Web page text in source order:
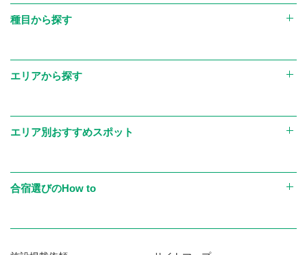
セミナー・イベント等のイメージや開催状況を伝える目的
用させていただく場合があり、その際は使用する写真・動画
意（申込時または別途取得）を得た場合には、写真・動画とあ
ります。
■当社は、お客様の個人情報を以下の場合において第三者に
種目から探す
エリアから探す
エリア別おすすめスポット
合宿選びのHow to